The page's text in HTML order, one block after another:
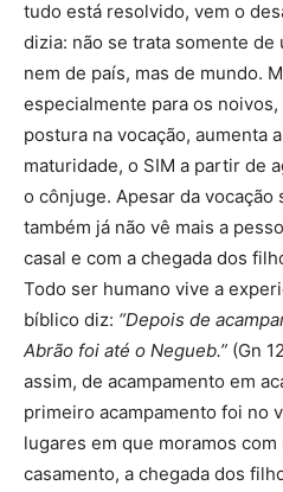
tudo está resolvido, vem o
dizia: não se trata somente de
nem de país, mas de mundo.
especialmente para os
postura na vocação, aumenta
maturidade, o SIM a partir de
o cônjuge. Apesar da vocação
também já não vê mais a
casal e com a chegada dos
Todo ser humano vive a
bíblico diz: “Depois de
Abrão foi até o Negueb.” (Gn
assim, de acampamento em
primeiro acampamento foi no
lugares em que moramos
casamento, a chegada dos